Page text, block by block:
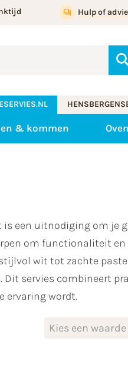
Hulp of
& kommen
is een uitnodiging om je
om functionaliteit
stijlvol wit tot zachte
Dit servies combineert
ervaring wordt.
Kies een waarde